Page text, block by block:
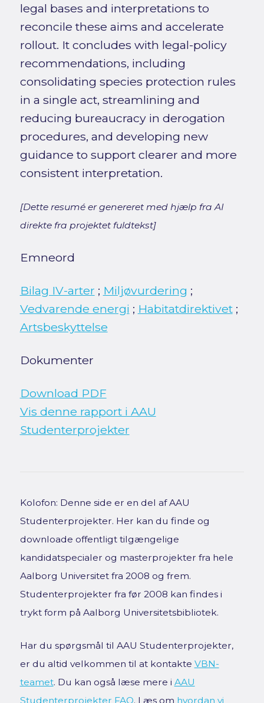
legal bases and interpretations to
reconcile these aims and accelerate
rollout. It concludes with legal-policy
recommendations, including
consolidating species protection rules
in a single act, streamlining and
reducing bureaucracy in derogation
procedures, and developing new
guidance to support clearer and more
consistent interpretation.
[Dette resumé er genereret med hjælp fra AI
direkte fra projektet fuldtekst]
Emneord
Bilag IV-arter ; Miljøvurdering ;
Vedvarende energi ; Habitatdirektivet;
Artsbeskyttelse
Dokumenter
Download PDF
Vis denne rapport i AAU
Studenterprojekter
Kolofon: Denne side er en del af AAU
Studenterprojekter. Her kan du finde og
downloade offentligt tilgængelige
kandidatspecialer og masterprojekter fra hele
Aalborg Universitet fra 2008 og frem.
Studenterprojekter fra før 2008 kan findes i
trykt form på Aalborg Universitetsbibliotek.
Har du spørgsmål til AAU Studenterprojekter,
er du altid velkommen til at kontakte VBN-
teamet. Du kan også læse mere i AAU
Studenterprojekter FAQ. Læs om hvordan vi